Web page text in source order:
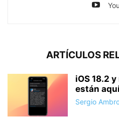
ARTÍCULOS
iOS 18.2
están
Sergio